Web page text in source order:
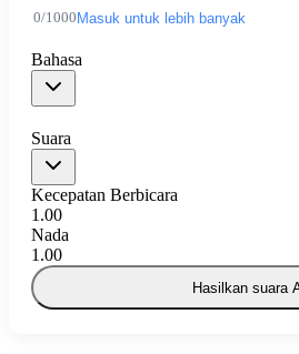
0/1000 Masuk untuk lebih banyak
Bahasa
Suara
Kecepatan Berbicara
1.00
Nada
1.00
Hasilkan suara